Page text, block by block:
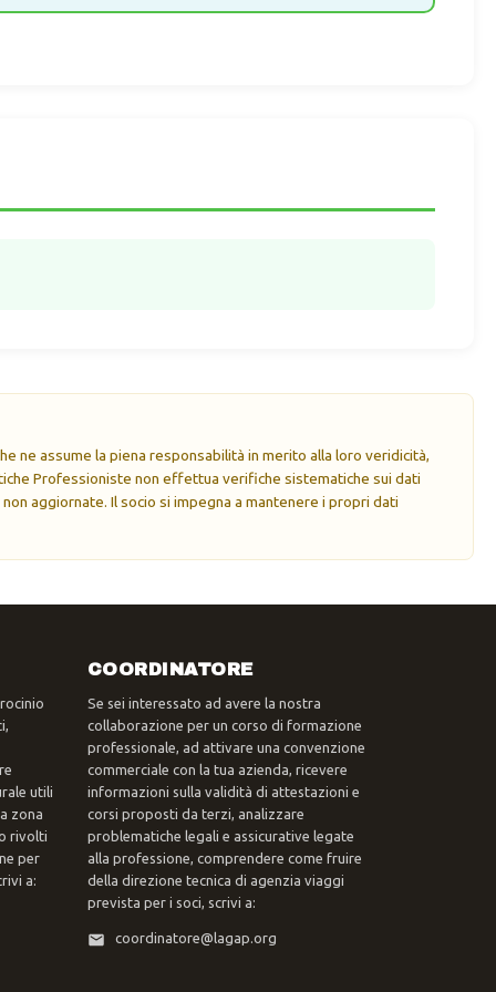
ne assume la piena responsabilità in merito alla loro veridicità,
Professioniste non effettua verifiche sistematiche sui dati
aggiornate. Il socio si impegna a mantenere i propri dati
utili
zona
rivolti
per
a:
COORDINATORE
Se sei interessato ad avere la nostra
collaborazione per un corso di formazione
professionale, ad attivare una convenzione
commerciale con la tua azienda, ricevere
informazioni sulla validità di attestazioni e
corsi proposti da terzi, analizzare
problematiche legali e assicurative legate
alla professione, comprendere come fruire
della direzione tecnica di agenzia viaggi
prevista per i soci, scrivi a:
coordinatore@lagap.org